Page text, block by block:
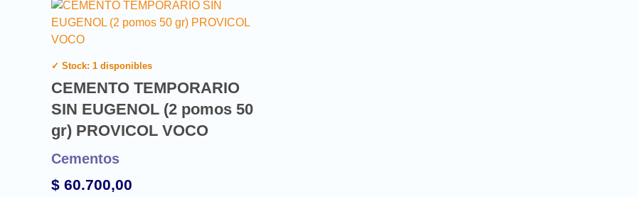
✓ Stock: 1 disponibles
CEMENTO TEMPORARIO
SIN EUGENOL (2 pomos 50
gr) PROVICOL VOCO
Cementos
$ 60.700,00